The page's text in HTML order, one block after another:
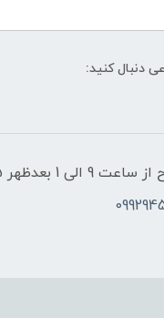
دنبال کنید:
بعدظهر 5 الی 10